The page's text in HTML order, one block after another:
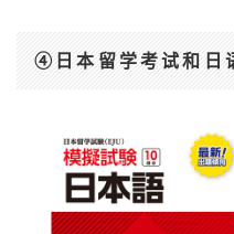
④日本留学考试和日